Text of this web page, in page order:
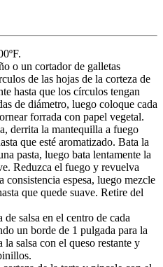
o un cortador de galletas
de las hojas de la corteza de
hasta que los círculos tengan
de diámetro, luego coloque cada
forrada con papel vegetal.
derrita la mantequilla a fuego
que esté aromatizado. Bata la
pasta, luego bata lentamente la
Reduzca el fuego y revuelva
consistencia espesa, luego mezcle
que quede suave. Retire del
salsa en el centro de cada
un borde de 1 pulgada para la
salsa con el queso restante y